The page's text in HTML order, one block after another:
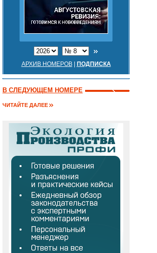
АРХИВ НОМЕРОВ| ПОДПИСКА
В СЛЕДУЮЩЕМ НОМЕРЕ
ЧИТАЙТЕ ДАЛЕЕ